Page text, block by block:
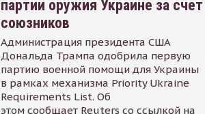
партии оружия Украине за счет
союзников
Администрация президента США
Дональда Трампа одобрила первую
партию военной помощи для Украины
в рамках механизма Priority Ukraine
Requirements List. Об
этом сообщает Reuters со ссылкой на